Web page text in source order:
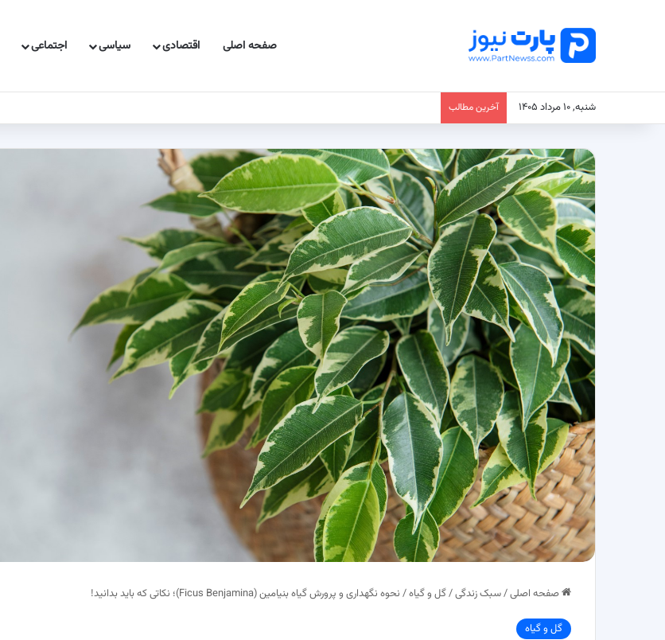
صفحه اصلی اقتصادی سیاسی اجتماعی
شنبه, ۱۰ مرداد ۱۴۰۵ آخرین مطالب
صفحه اصلی/سبک زندگی/گل و گیاه/ نحوه نگهداری و پرورش گیاه بنیامین (Ficus Benjamina)؛ نکاتی که باید بدانید!
گل و گیاه